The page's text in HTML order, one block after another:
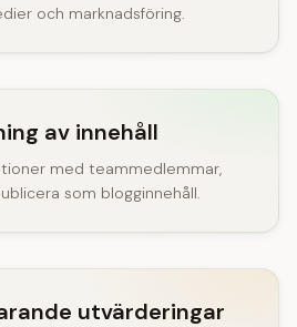
och marknadsföring.
av innehåll
med teammedlemmar,
som blogginnehåll.
utvärderingar